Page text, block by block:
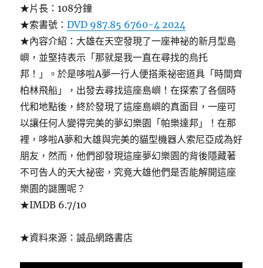
★片長：108分鐘
★索書號：DVD 987.85 6760-4 2024
★內容介紹：大雄在天空發現了一座神祕的新月型島
嶼，並堅持表示「那就是我一直在尋找的烏托
邦！」。於是哆啦A夢一行人便搭乘祕密道具「時間齊
柏林飛船」，出發去尋找這座島嶼！在探索了各個時
代和地點後，終於發現了這座島嶼的真面目，一座可
以讓任何人變得完美的夢幻樂園「帕樂達邦」！在那
裡，哆啦A夢和大雄與完美的貓型機器人索尼亞成為好
朋友，然而，他們卻發現這座夢幻樂園的背後隱藏著
不可告人的天大祕密，究竟大雄他們是否能解開這座
樂園的謎團呢？
★IMDB 6.7/10
★資料來源：誠品網路書店